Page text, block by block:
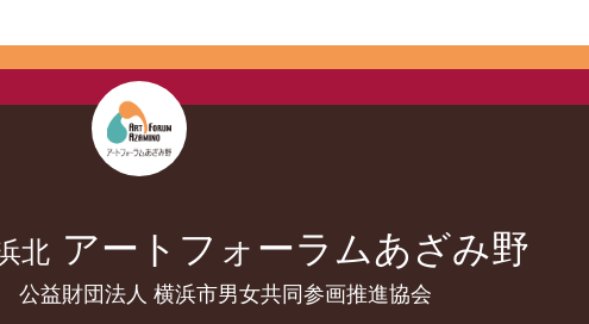
北 アートフォーラムあざみ野
益財団法人 横浜市男女共同参画推進協会